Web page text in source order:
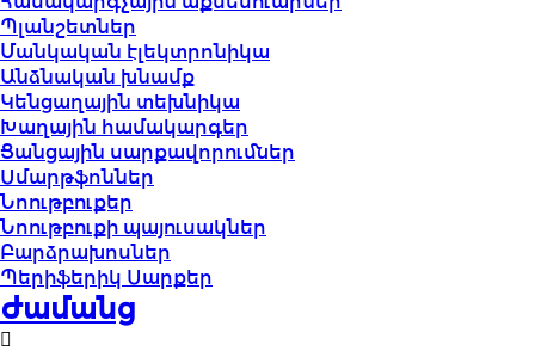
Պլանշետներ
Մանկական էլեկտրոնիկա
Անձնական խնամք
Կենցաղային տեխնիկա
Խաղային համակարգեր
Ցանցային սարքավորումներ
Սմարթֆոններ
Նոութբուքեր
Նոութբուքի պայուսակներ
Բարձրախոսներ
Պերիֆերիկ Սարքեր
Ժամանց